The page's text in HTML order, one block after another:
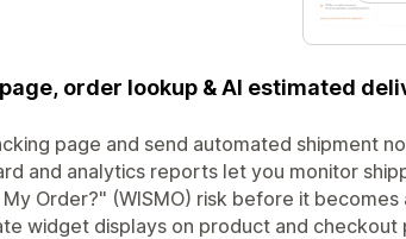
order lookup & AI estimated
page and send automated shipment
and analytics reports let you monitor
Order?" (WISMO) risk before it becomes
widget displays on product and checkout